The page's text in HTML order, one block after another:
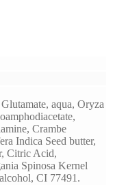
aqua, Oryza
Crambe
Indica Seed butter,
Citric Acid,
Spinosa Kernel
CI 77491.